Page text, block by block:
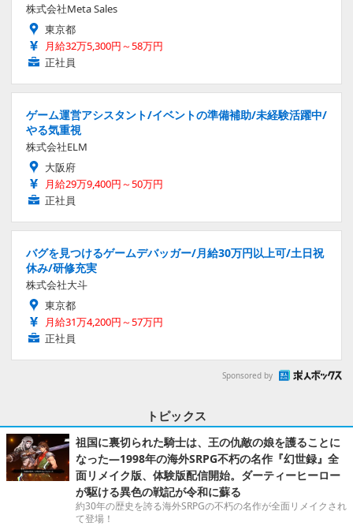
株式会社Meta Sales
東京都
月給32万5,300円～58万円
正社員
ゲーム運営アシスタント/イベントの準備補助/未経験活躍中/
やる気重視
株式会社ELM
大阪府
月給29万9,400円～50万円
正社員
バグを見つけるゲームデバッガー/月給30万円以上可/土日祝
休み/研修充実
株式会社大斗
東京都
月給31万4,200円～57万円
正社員
Sponsored by
トピックス
祖国に裏切られた騎士は、王の仇敵の娘を護ることに
なった―1998年の海外SRPG不朽の名作『幻世録』全
面リメイク版、体験版配信開始。ダーティーヒーロー
が駆ける異色の戦記が令和に蘇る
約30年の歴史を誇る海外SRPGの不朽の名作が全面リメイクされ
て登場！